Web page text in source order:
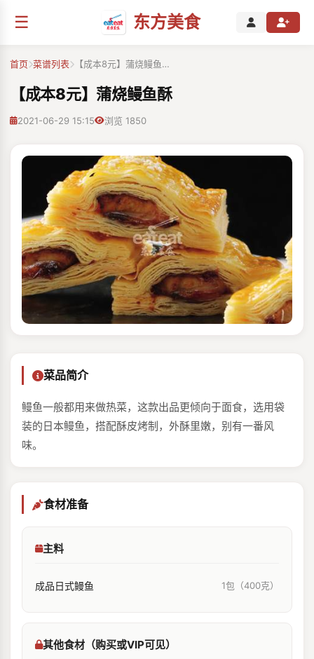
☰ 东方美食
首页 菜谱列表 【成本8元】蒲烧鳗鱼…
【成本8元】蒲烧鳗鱼酥
2021-06-29 15:15 浏览 1850
菜品简介
鳗鱼一般都用来做热菜，这款出品更倾向于面食，选用袋
装的日本鳗鱼，搭配酥皮烤制，外酥里嫩，别有一番风
味。
食材准备
主料
成品日式鳗鱼 1包（400克）
其他食材（购买或VIP可见）